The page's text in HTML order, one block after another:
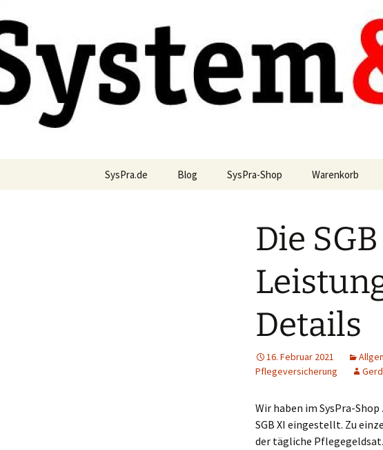
Inhalt
springen
SysPraBlog
SysPra.de Blog SysPra-Shop Warenkorb
Die
Details
16. Februar 2021
Pflegeversicherung
Wir haben im SysPra-
SGB XI eingestellt. Zu
der tägliche